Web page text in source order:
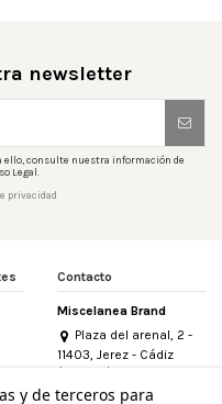
newsletter
ello, consulte nuestra información de
Legal.
privacidad
Contacto
Miscelanea Brand
Plaza del arenal, 2 -
11403, Jerez - Cádiz
(España)
956 155 340
y de terceros para